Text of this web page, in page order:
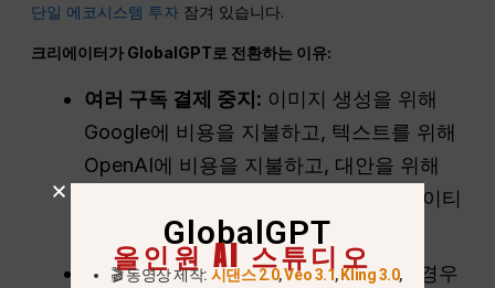
단일 에코시스템 투자 잠겨 있습니다.
크리에이터가 GlobalGPT로 전환하는 이유:
여러 구독 결제 중지: 이미지 생성을 위해
Google에 비용을 지불하고, 텍스트를 위해
OpenAI에 비용을 지불하고, 대안을 위해
Midjourney에 비용을 지불하면 크리에이티
브 예산이 빠르게 소진됩니다.
궁극의 올인원 허브:대략 다음과 같은 경우
GlobalGPT
올인원 AI 스튜디오
🎬 동영상 제작: 시댄스 2.0,Veo 3.1,Kling 3.0,